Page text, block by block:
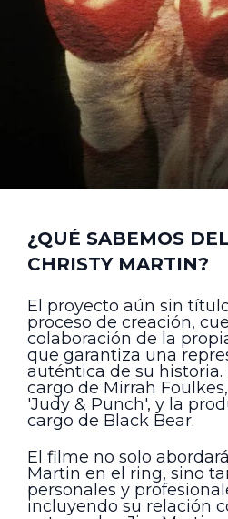
¿QUÉ SABEMOS
CHRISTY MARTIN?
El proyecto aún sin
proceso de creación,
colaboración de la
que garantiza una
auténtica de su historia.
cargo de Mirrah
'Judy & Punch', y la
cargo de Black Bear.
El filme no solo
Martin en el ring, sino
personales y
incluyendo su relación